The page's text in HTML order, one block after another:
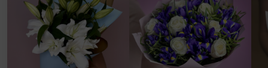
Добавить в избранное